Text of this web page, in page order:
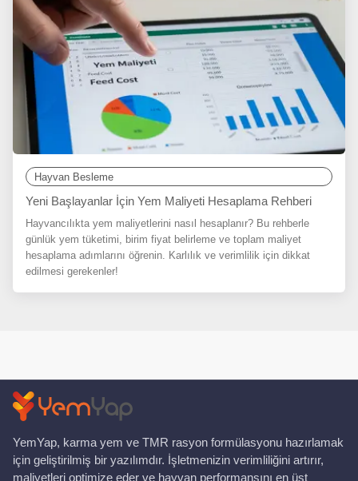
Hayvan Besleme
Yeni Başlayanlar İçin Yem Maliyeti Hesaplama Rehberi
Hayvancılıkta yem maliyetlerini nasıl hesaplanır? Bu rehberle
günlük yem tüketimi, birim fiyat belirleme ve toplam maliyet
hesaplama adımlarını öğrenin. Karlılık ve verimlilik için dikkat
edilmesi gerekenler!
YemYap, karma yem ve TMR rasyon formülasyonu hazırlamak
için geliştirilmiş bir yazılımdır. İşletmenizin verimliliğini artırır,
maliyetleri optimize eder ve hayvan performansını en üst